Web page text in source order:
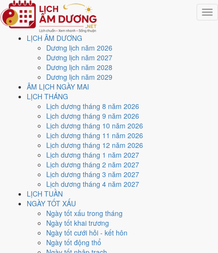
LỊCH ÂM DƯƠNG
Dương lịch năm 2026
Dương lịch năm 2027
Dương lịch năm 2028
Dương lịch năm 2029
ÂM LỊCH NGÀY MAI
LỊCH THÁNG
Lịch dương tháng 8 năm 2026
Lịch dương tháng 9 năm 2026
Lịch dương tháng 10 năm 2026
Lịch dương tháng 11 năm 2026
Lịch dương tháng 12 năm 2026
Lịch dương tháng 1 năm 2027
Lịch dương tháng 2 năm 2027
Lịch dương tháng 3 năm 2027
Lịch dương tháng 4 năm 2027
LỊCH TUẦN
NGÀY TỐT XẤU
Ngày tốt xấu trong tháng
Ngày tốt khai trương
Ngày tốt cưới hỏi - kết hôn
Ngày tốt động thổ
Trang chủ
Lịch năm 2027
Tháng 2/2027
Ngày 18/2/2027 (Mậu Thìn)
Xem ngày18/2/2027
lịch - Ngày 13/1 âm lịch
(Mậu Thìn) tốt hay xấu?
Ngày 18/2/2027 dương lịch (Thứ Năm) là ngày 13/1/2027 âm lịch
Mậu Thìn - Cùng hành, Trực Mãn, Sao Khuê, nạp âm Đại
Lâm Mộc. Tổng hòa, đây làNgày Cátvới điểm trung bình
các việc quan trọng. Giờ Hoàng Đạo trong ngày:
Dậu, Hợi.
Ngày Dương
Tháng 2 năm 2027